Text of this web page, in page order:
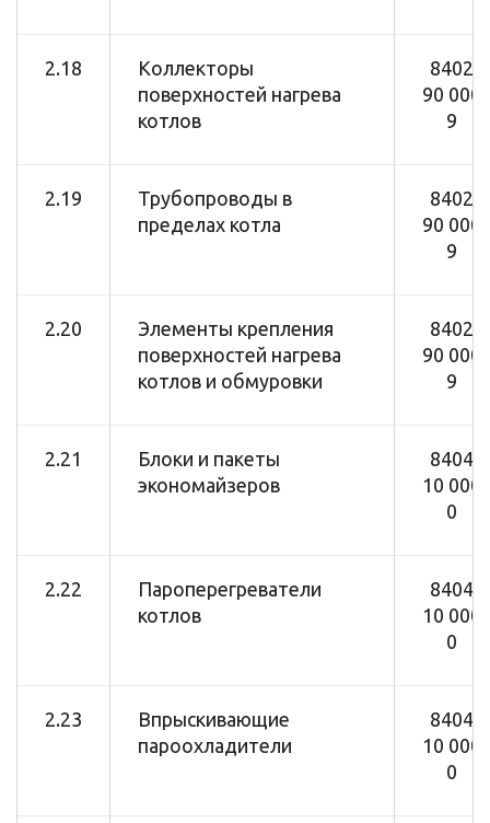
2.18
Коллекторы
поверхностей нагрева
котлов
8402
90 000
9
2.19
Трубопроводы в
пределах котла
8402
90 000
9
2.20
Элементы крепления
поверхностей нагрева
котлов и обмуровки
8402
90 000
9
2.21
Блоки и пакеты
экономайзеров
8404
10 000
0
2.22
Пароперегреватели
котлов
8404
10 000
0
2.23
Впрыскивающие
пароохладители
8404
10 000
0